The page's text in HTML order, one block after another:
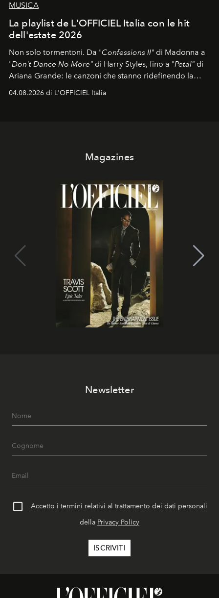
MUSICA
La playlist de L'OFFICIEL Italia con le hit
dell'estate 2026
Non solo tormentoni. Da "Confessions II" di Madonna a
"Don't Dance No More" di Harry Styles, fino a "Petal" di
Ariana Grande: le canzoni che stanno ridefinendo la
colonna sonora della stagione.
04.08.2026 di L'OFFICIEL Italia
Magazines
Newsletter
Accetto i termini relativi al trattamento dei dati personali
della Privacy Policy